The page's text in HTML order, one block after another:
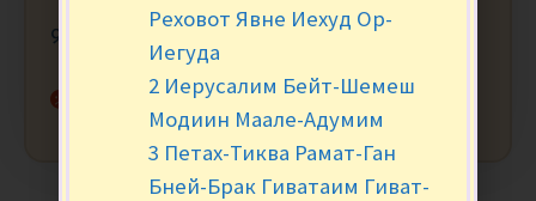
900 гр.
Нет в наличии
Реховот Явне Иехуд Ор-
Иегуда
2 Иерусалим Бейт-Шемеш
Модиин Маале-Адумим
3 Петах-Тиква Рамат-Ган
Бней-Брак Гиватаим Гиват-